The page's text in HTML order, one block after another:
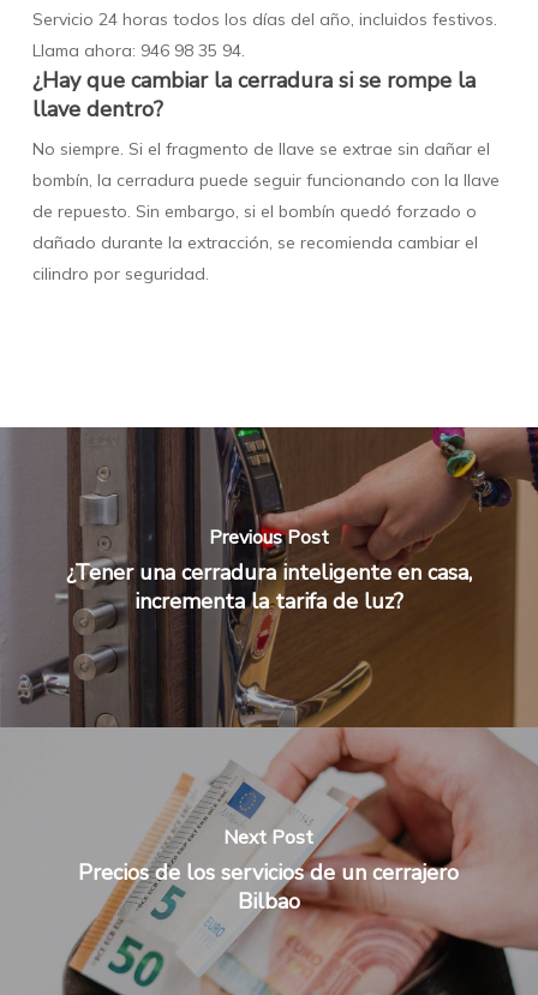
Servicio 24 horas todos los días del año, incluidos festivos.
Llama ahora: 946 98 35 94.
¿Hay que cambiar la cerradura si se rompe la
llave dentro?
No siempre. Si el fragmento de llave se extrae sin dañar el
bombín, la cerradura puede seguir funcionando con la llave
de repuesto. Sin embargo, si el bombín quedó forzado o
dañado durante la extracción, se recomienda cambiar el
cilindro por seguridad.
Previous Post
¿Tener una cerradura inteligente en casa,
incrementa la tarifa de luz?
Next Post
Precios de los servicios de un cerrajero
Bilbao